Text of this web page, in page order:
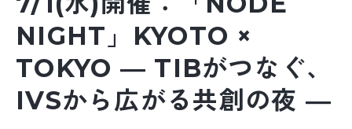
NIGHT」KYOTO ×
TOKYO ― TIBがつなぐ、
IVSから広がる共創の夜 ―